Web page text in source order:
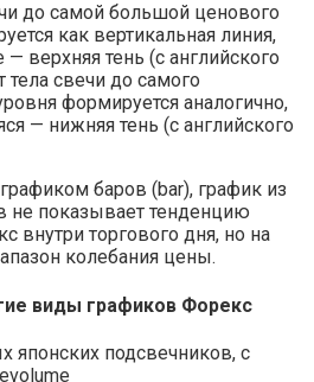
до самой большой ценового
как вертикальная линия,
— верхняя тень (с английского
тела свечи до самого
формируется аналогично,
— нижняя тень (с английского
баров (bar), график из
не показывает тенденцию
внутри торгового дня, но на
колебания цены.
виды графиков Форекс
японских подсвечников, с